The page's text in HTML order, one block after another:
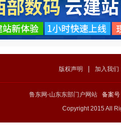
版权声明 | 加入我们
鲁东网-山东东部门户网站 备案
Copyright 2015 All